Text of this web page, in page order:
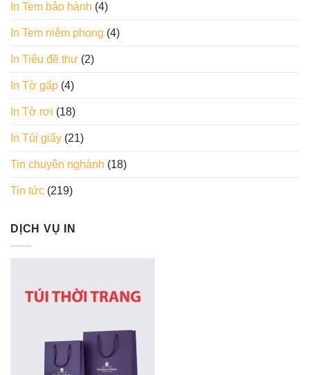
In Tem bảo hành (4)
In Tem niêm phong (4)
In Tiêu đề thư (2)
In Tờ gấp (4)
In Tờ rơi (18)
In Túi giấy (21)
Tin chuyên nghành (18)
Tin tức (219)
DỊCH VỤ IN